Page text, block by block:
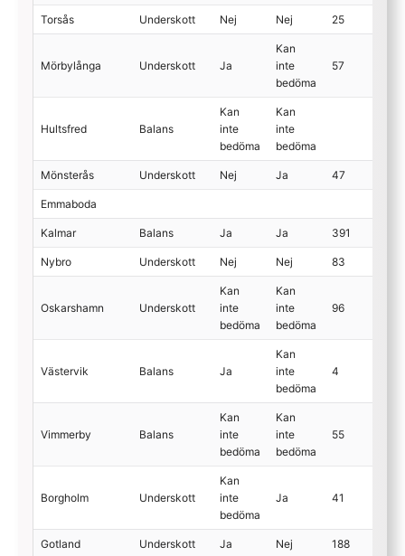
Torsås Underskott Nej Nej 25
Mörbylånga Underskott Ja
Kan
inte
bedöma
57
Hultsfred Balans
Kan
inte
bedöma
Kan
inte
bedöma
Mönsterås Underskott Nej Ja 47
Emmaboda
Kalmar Balans Ja Ja 391
Nybro Underskott Nej Nej 83
Oskarshamn Underskott
Kan
inte
bedöma
Kan
inte
bedöma
96
Västervik Balans Ja
Kan
inte
bedöma
4
Vimmerby Balans
Kan
inte
bedöma
Kan
inte
bedöma
55
Borgholm Underskott
Kan
inte
bedöma
Ja 41
Gotland Underskott Ja Nej 188